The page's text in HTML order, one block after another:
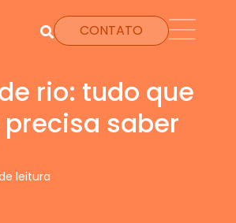
CONTATO
rio: tudo que
saber
leitura